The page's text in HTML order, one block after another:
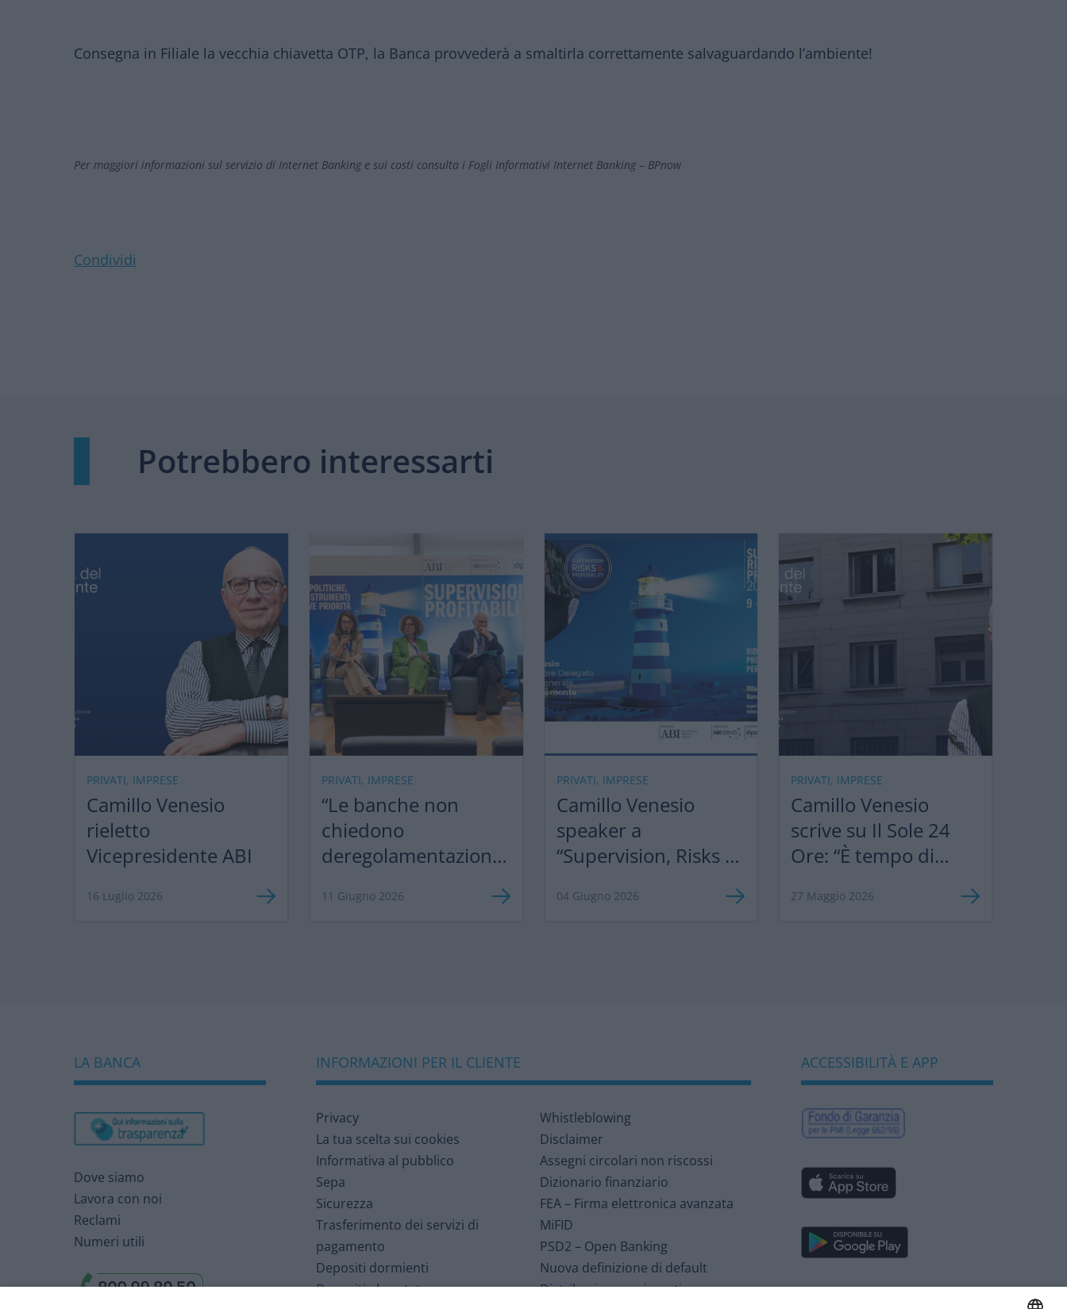
Consegna in Filiale la vecchia chiavetta OTP, la Banca provvederà a smaltirla correttamente salvaguardando l’ambiente!
Per maggiori informazioni sul servizio di Internet Banking e sui costi consulta i Fogli Informativi Internet Banking – BPnow
Condividi
Potrebbero interessarti
PRIVATI, IMPRESE
Camillo Venesio
rieletto
Vicepresidente ABI
16 Luglio 2026
PRIVATI, IMPRESE
“Le banche non
chiedono
deregolamentazione,
11 Giugno 2026
PRIVATI, IMPRESE
Camillo Venesio
speaker a
“Supervision, Risks &
04 Giugno 2026
PRIVATI, IMPRESE
Camillo Venesio
scrive su Il Sole 24
Ore: “È tempo di
norme europee per
27 Maggio 2026
LA BANCA
Dove siamo
Lavora con noi
Reclami
Numeri utili
INFORMAZIONI PER IL CLIENTE
Privacy
La tua scelta sui cookies
Informativa al pubblico
Sepa
Sicurezza
Trasferimento dei servizi di
pagamento
Depositi dormienti
Depositi al portatore
Whistleblowing
Disclaimer
Assegni circolari non riscossi
Dizionario finanziario
FEA – Firma elettronica avanzata
MiFID
PSD2 – Open Banking
Nuova definizione di default
Distribuzione assicurativa
ACCESSIBILITÀ E APP